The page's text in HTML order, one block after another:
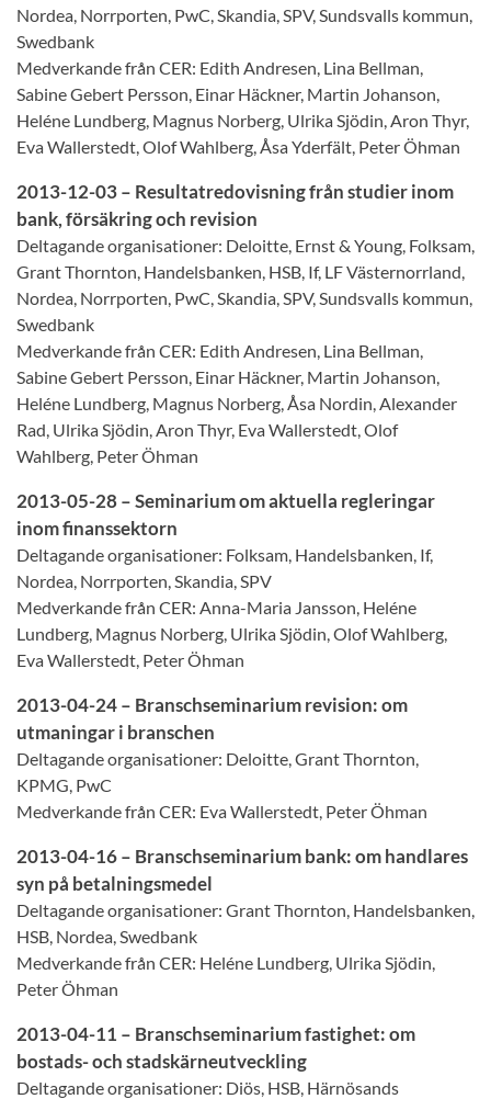
Nordea, Norrporten, PwC, Skandia, SPV, Sundsvalls kommun,
Swedbank
Medverkande från CER: Edith Andresen, Lina Bellman,
Sabine Gebert Persson, Einar Häckner, Martin Johanson,
Heléne Lundberg, Magnus Norberg, Ulrika Sjödin, Aron Thyr,
Eva Wallerstedt, Olof Wahlberg, Åsa Yderfält, Peter Öhman
2013-12-03 – Resultatredovisning från studier inom
bank, försäkring och revision
Deltagande organisationer: Deloitte, Ernst & Young, Folksam,
Grant Thornton, Handelsbanken, HSB, If, LF Västernorrland,
Nordea, Norrporten, PwC, Skandia, SPV, Sundsvalls kommun,
Swedbank
Medverkande från CER: Edith Andresen, Lina Bellman,
Sabine Gebert Persson, Einar Häckner, Martin Johanson,
Heléne Lundberg, Magnus Norberg, Åsa Nordin, Alexander
Rad, Ulrika Sjödin, Aron Thyr, Eva Wallerstedt, Olof
Wahlberg, Peter Öhman
2013-05-28 – Seminarium om aktuella regleringar
inom finanssektorn
Deltagande organisationer: Folksam, Handelsbanken, If,
Nordea, Norrporten, Skandia, SPV
Medverkande från CER: Anna-Maria Jansson, Heléne
Lundberg, Magnus Norberg, Ulrika Sjödin, Olof Wahlberg,
Eva Wallerstedt, Peter Öhman
2013-04-24 – Branschseminarium revision: om
utmaningar i branschen
Deltagande organisationer: Deloitte, Grant Thornton,
KPMG, PwC
Medverkande från CER: Eva Wallerstedt, Peter Öhman
2013-04-16 – Branschseminarium bank: om handlares
syn på betalningsmedel
Deltagande organisationer: Grant Thornton, Handelsbanken,
HSB, Nordea, Swedbank
Medverkande från CER: Heléne Lundberg, Ulrika Sjödin,
Peter Öhman
2013-04-11 – Branschseminarium fastighet: om
bostads- och stadskärneutveckling
Deltagande organisationer: Diös, HSB, Härnösands